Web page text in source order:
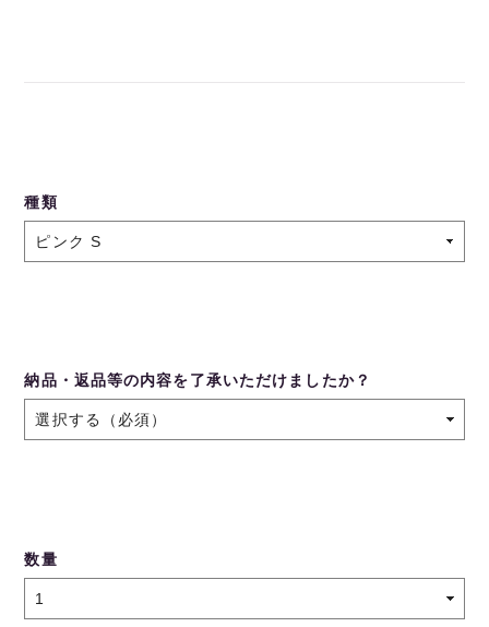
種類
納品・返品等の内容を了承いただけましたか？
数量